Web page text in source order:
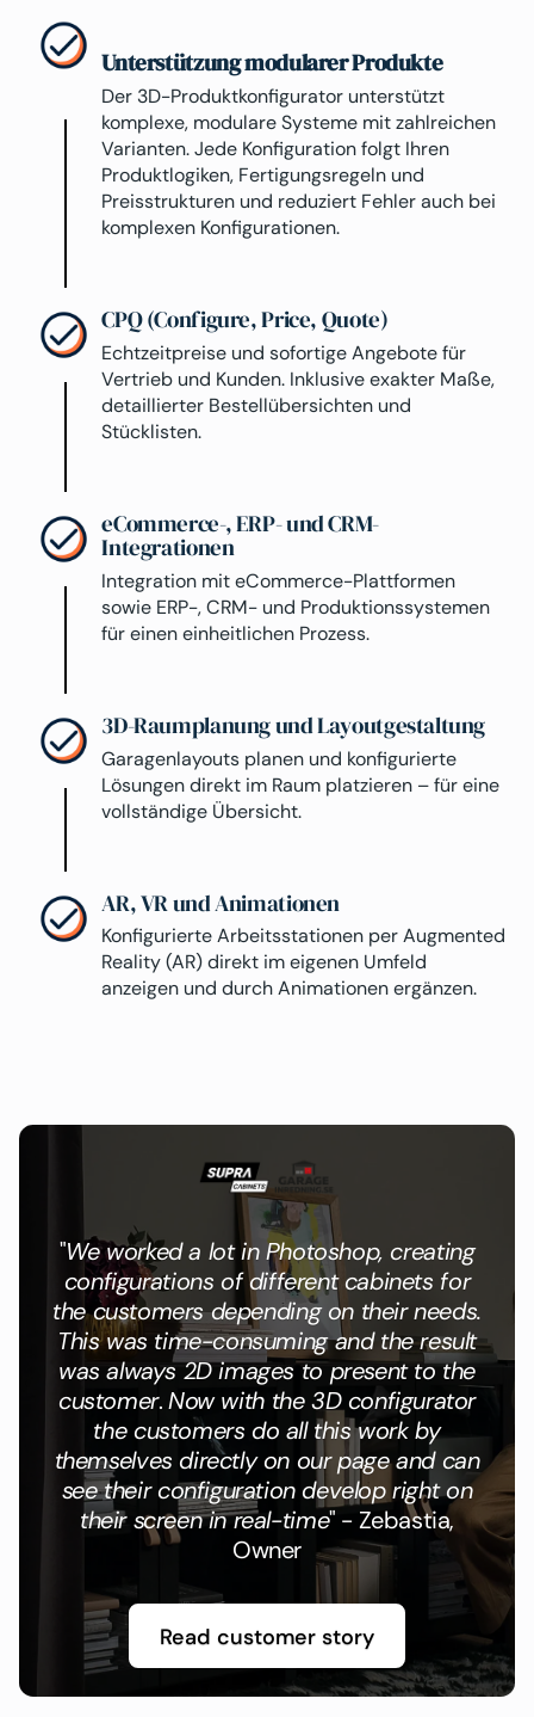
Unterstützung modularer Produkte
Der 3D-Produktkonfigurator unterstützt
komplexe, modulare Systeme mit zahlreichen
Varianten. Jede Konfiguration folgt Ihren
Produktlogiken, Fertigungsregeln und
Preisstrukturen und reduziert Fehler auch bei
komplexen Konfigurationen.
CPQ (Configure, Price, Quote)
Echtzeitpreise und sofortige Angebote für
Vertrieb und Kunden. Inklusive exakter Maße,
detaillierter Bestellübersichten und
Stücklisten.
eCommerce-, ERP- und CRM-
Integrationen
Integration mit eCommerce-Plattformen
sowie ERP-, CRM- und Produktionssystemen
für einen einheitlichen Prozess.
3D-Raumplanung und Layoutgestaltung
Garagenlayouts planen und konfigurierte
Lösungen direkt im Raum platzieren – für eine
vollständige Übersicht.
AR, VR und Animationen
Konfigurierte Arbeitsstationen per Augmented
Reality (AR) direkt im eigenen Umfeld
anzeigen und durch Animationen ergänzen.
"We worked a lot in Photoshop, creating
configurations of different cabinets for
the customers depending on their needs.
This was time-consuming and the result
was always 2D images to present to the
customer.Now with the 3D configurator
the customers do all this work by
themselves directly on our page and can
see their configuration develop right on
their screen in real-time" - Zebastia,
Owner
Read customer story